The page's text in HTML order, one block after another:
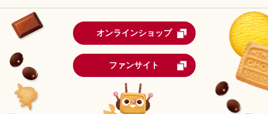
オンラインショップ
ファンサイト